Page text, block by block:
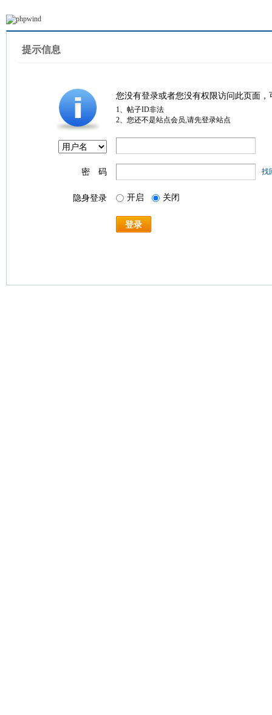
提示信息
您没有登录或者您没有权限访问此页面
1、帖子ID非法
2、您还不是站点会员,请先登录站点
密 码 找
隐身登录 开启 关闭
登录